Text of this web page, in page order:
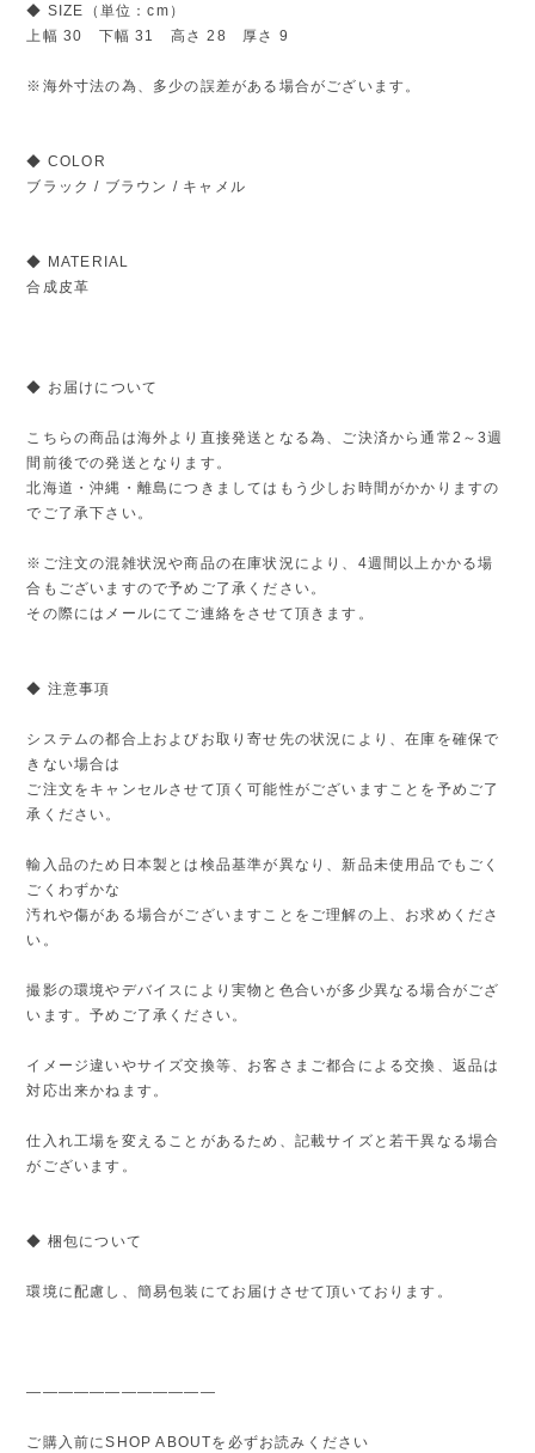
◆ SIZE（単位：cm）
上幅 30 下幅 31 高さ 28 厚さ 9
※海外寸法の為、多少の誤差がある場合がございます。
◆ COLOR
ブラック / ブラウン / キャメル
◆ MATERIAL
合成皮革
◆ お届けについて
こちらの商品は海外より直接発送となる為、ご決済から通常2～3週
間前後での発送となります。
北海道・沖縄・離島につきましてはもう少しお時間がかかりますの
でご了承下さい。
※ご注文の混雑状況や商品の在庫状況により、4週間以上かかる場
合もございますので予めご了承ください。
その際にはメールにてご連絡をさせて頂きます。
◆ 注意事項
システムの都合上およびお取り寄せ先の状況により、在庫を確保で
きない場合は
ご注文をキャンセルさせて頂く可能性がございますことを予めご了
承ください。
輸入品のため日本製とは検品基準が異なり、新品未使用品でもごく
ごくわずかな
汚れや傷がある場合がございますことをご理解の上、お求めくださ
い。
撮影の環境やデバイスにより実物と色合いが多少異なる場合がござ
います。予めご了承ください。
イメージ違いやサイズ交換等、お客さまご都合による交換、返品は
対応出来かねます。
仕入れ工場を変えることがあるため、記載サイズと若干異なる場合
がございます。
◆ 梱包について
環境に配慮し、簡易包装にてお届けさせて頂いております。
————————————
ご購入前にSHOP ABOUTを必ずお読みください